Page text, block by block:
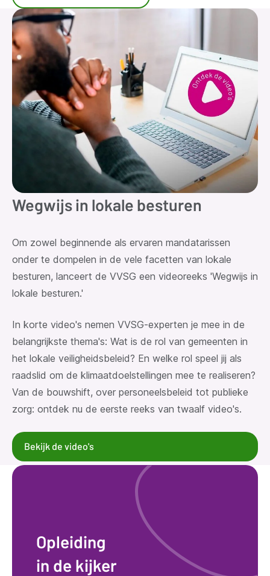
nieuw
Wegwijs in lokale besturen
Om zowel beginnende als ervaren mandatarissen
onder te dompelen in de vele facetten van lokale
besturen, lanceert de VVSG een videoreeks 'Wegwijs in
lokale besturen.'
In korte video's nemen VVSG-experten je mee in de
belangrijkste thema's: Wat is de rol van gemeenten in
het lokale veiligheidsbeleid? En welke rol speel jij als
raadslid om de klimaatdoelstellingen mee te realiseren?
Van de bouwshift, over personeelsbeleid tot publieke
zorg: ontdek nu de eerste reeks van twaalf video's.
Bekijk de video's
Opleiding
in de kijker